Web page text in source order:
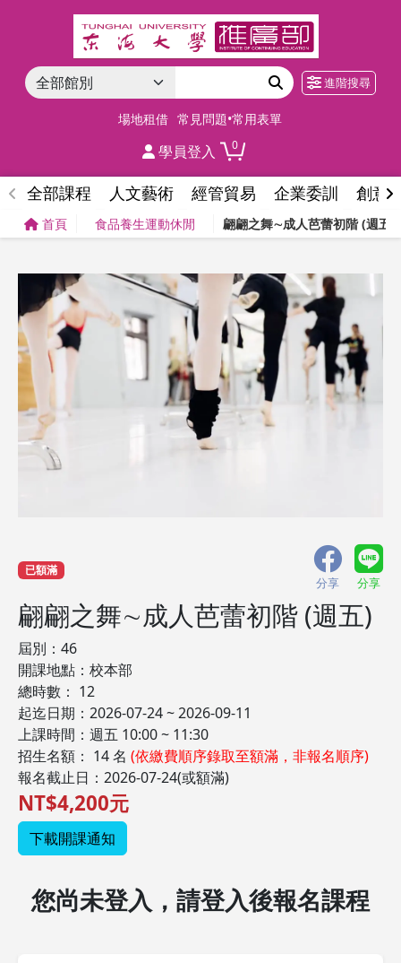
進階搜尋
場地租借 常見問題•常用表單
學員登入 0
全部課程 人文藝術 經管貿易 企業委訓 創意
首頁 食品養生運動休閒 翩翩之舞∼成人芭蕾初階 (週五)
已額滿
分享 分享
翩翩之舞∼成人芭蕾初階 (週五)
屆別：46
開課地點：校本部
總時數： 12
起迄日期：2026-07-24 ~ 2026-09-11
上課時間：週五 10:00 ~ 11:30
招生名額： 14 名 (依繳費順序錄取至額滿，非報名順序)
報名截止日：2026-07-24(或額滿)
NT$4,200元
下載開課通知
您尚未登入，請登入後報名課程